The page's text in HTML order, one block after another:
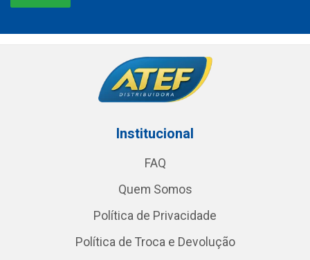
Institucional
FAQ
Quem Somos
Política de Privacidade
Política de Troca e Devolução